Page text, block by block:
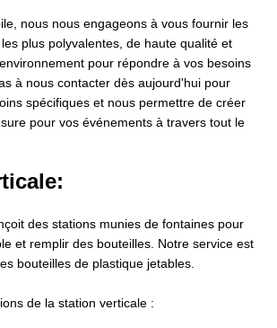
nous nous engageons à vous fournir les
plus polyvalentes, de haute qualité et
pour répondre à vos besoins
à nous contacter dès aujourd'hui pour
spécifiques et nous permettre de créer
pour vos événements à travers tout le
des stations munies de fontaines pour
et remplir des bouteilles. Notre service est
bouteilles de plastique jetables.
de la station verticale :